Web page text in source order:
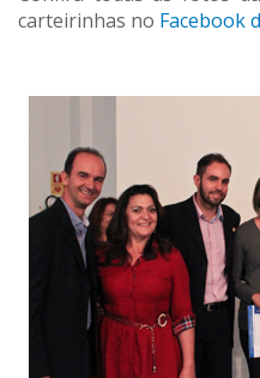
carteirinhas no Facebook